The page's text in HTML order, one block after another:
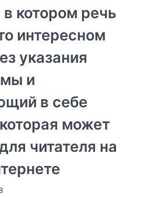
котором речь
интересном
указания
и
в себе
может
читателя на